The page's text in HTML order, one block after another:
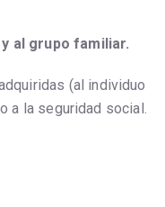
al grupo familiar.
(al individuo
a la seguridad social.